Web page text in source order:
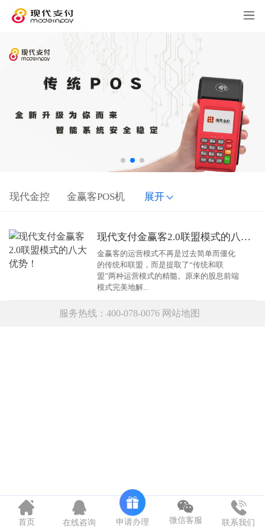
现代金控 金赢客POS机 展开
现代支付金赢客2.0联盟模式的八大优势！
金赢客的运营模式不再是过去简单而僵化
的传统和联盟，而是提取了“传统和联
盟”两种运营模式的精髓。原来的股息前端
模式完美地解...
服务热线：400-078-0076 网站地图
首页 在线咨询 申请办理 微信客服 联系我们